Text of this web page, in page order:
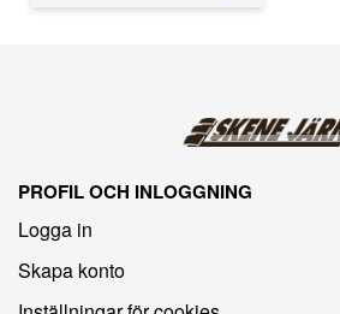
PROFIL OCH INLOGGNING
Logga in
Skapa konto